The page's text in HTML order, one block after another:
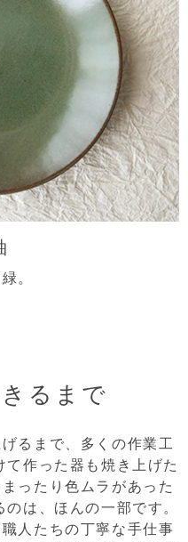
。
るまで
るまで、多くの作業工
て作った器も焼き上げた
ったり色ムラがあった
は、ほんの一部です。
人たちの丁寧な手仕事